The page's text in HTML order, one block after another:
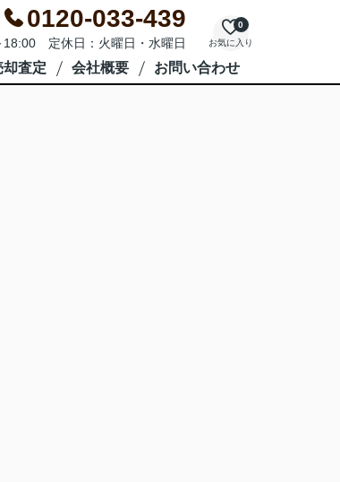
0120-033-439
18:00 定休日：火曜日・水曜日 お気に入り
0
却査定 会社概要 お問い合わせ